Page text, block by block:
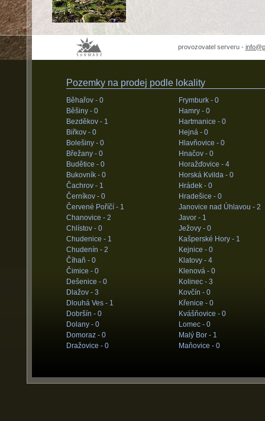
provozovatel serveru -
Pozemky na prodej podle lokality
Běhařov - 0
Běšiny - 0
Bezděkov - 1
Biřkov - 0
Bolešiny - 0
Břežany - 0
Budětice - 0
Bukovník - 0
Čachrov - 1
Černíkov - 0
Červené Poříčí - 1
Chanovice - 2
Chlístov - 0
Chudenice - 1
Chudenín - 2
Číhaň - 0
Čimice - 0
Dešenice - 0
Dlažov - 3
Dlouhá Ves - 1
Dobršín - 0
Dolany - 0
Domoraz - 0
Dražovice - 0
Frymburk - 0
Hamry - 0
Hartmanice - 0
Hejná - 0
Hlavňovice - 0
Hnačov - 0
Horažďovice - 4
Horská Kvilda - 0
Hrádek - 0
Hradešice - 0
Janovice nad Úhlavou - 2
Javor - 1
Ježovy - 0
Kašperské Hory - 1
Kejnice - 0
Klatovy - 4
Klenová - 0
Kolinec - 3
Kovčín - 0
Křenice - 0
Kvášňovice - 0
Lomec - 0
Malý Bor - 1
Maňovice - 0